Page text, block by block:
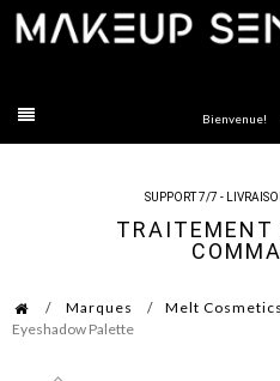
Bienvenue!
SUPPORT 7/7 -
TRAITEMENT
Marques Melt Cosmetics
Eyeshadow Palette